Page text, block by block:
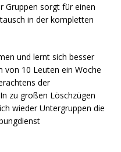
Gruppen sorgt für einen
in der kompletten
und lernt sich besser
von 10 Leuten ein Woche
der
zu großen Löschzügen
wieder Untergruppen die